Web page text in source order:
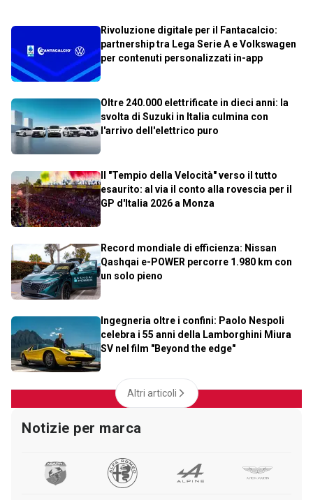
Rivoluzione digitale per il Fantacalcio:
partnership tra Lega Serie A e Volkswagen
per contenuti personalizzati in-app
Oltre 240.000 elettrificate in dieci anni: la
svolta di Suzuki in Italia culmina con
l'arrivo dell'elettrico puro
Il "Tempio della Velocità" verso il tutto
esaurito: al via il conto alla rovescia per il
GP d'Italia 2026 a Monza
Record mondiale di efficienza: Nissan
Qashqai e-POWER percorre 1.980 km con
un solo pieno
Ingegneria oltre i confini: Paolo Nespoli
celebra i 55 anni della Lamborghini Miura
SV nel film "Beyond the edge"
Altri articoli
Notizie per marca